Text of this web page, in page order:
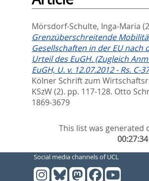
Mörsdorf-Schulte, Inga-Maria
Grenzüberschreitende
Gesellschaften in der EU nach
Urteil des EuGH. (Zugleich
EuGH, U. v. 12.07.2012 - Rs. C-
Kölner Schrift zum
KSzW (2). pp. 117-128. Otto
1869-3679
This list was generated
Social media channels of UCL